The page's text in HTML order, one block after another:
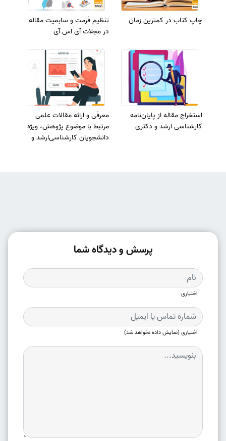
چاپ کتاب در کمترین زمان
تنظیم فرمت و سابمیت مقاله
در مجلات آی اس آی
استخراج مقاله از پایان‌نامه
کارشناسی ارشد و دکتری
معرفی و ارائه مقالات علمی
مرتبط با موضوع پژوهش، ویژه
دانشجویان کارشناسی‌ارشد و
پرسش و دیدگاه شما
اختیاری
اختیاری (نمایش داده نخواهد شد)